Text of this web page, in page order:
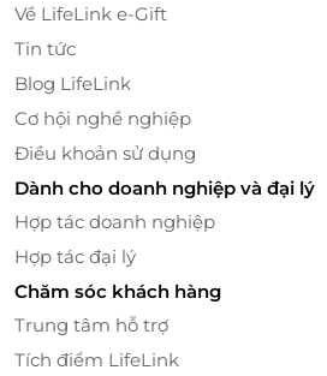
Về LifeLink e-Gift
Tin tức
Blog LifeLink
Cơ hội nghề nghiệp
Điều khoản sử dụng
Dành cho doanh nghiệp và đại lý
Hợp tác doanh nghiệp
Hợp tác đại lý
Chăm sóc khách hàng
Trung tâm hỗ trợ
Tích điểm LifeLink